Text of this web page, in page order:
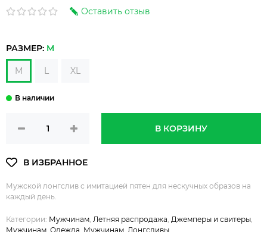
Оставить отзыв
РАЗМЕР: M
M L XL
В КОРЗИНУ
Мужской лонгслив с имитацией пятен для нескучных образов на
каждый день.
Категории: Мужчинам, Летняя распродажа, Джемперы и свитеры,
Мужчинам, Одежда, Мужчинам, Лонгсливы